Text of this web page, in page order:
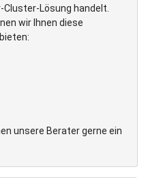
Cluster-Lösung handelt.
wir Ihnen diese
unsere Berater gerne ein